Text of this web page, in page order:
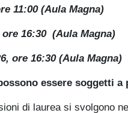
11:00 ​(Aula Magna)
16:30 ​ (Aula Magna)
ore 16:30 (Aula Magna)
essere soggetti
di laurea si svolgono